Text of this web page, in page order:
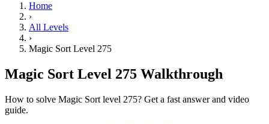
Home
›
All Levels
›
Magic Sort Level 275
Magic Sort Level 275 Walkthrough
How to solve Magic Sort level 275? Get a fast answer and video
guide.